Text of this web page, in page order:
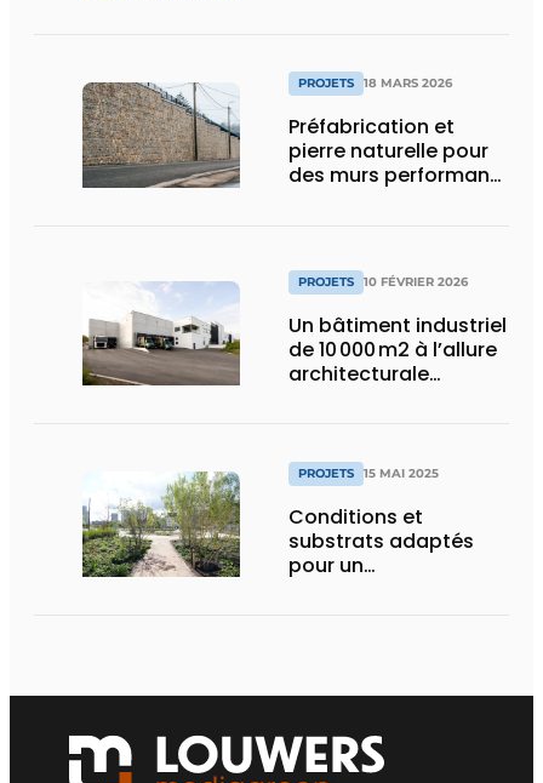
PROJETS 18 MARS 2026
Préfabrication et
pierre naturelle pour
des murs performants
PROJETS 10 FÉVRIER 2026
Un bâtiment industriel
de 10 000 m2 à l’allure
architecturale
PROJETS 15 MAI 2025
Conditions et
substrats adaptés
pour un